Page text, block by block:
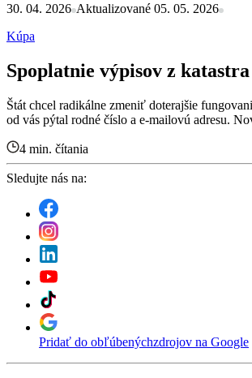
30. 04. 2026 Aktualizované 05. 05. 2026
Kúpa
Spoplatnie výpisov z
Štát chcel radikálne zmeniť doterajšie
od vás pýtal rodné číslo a e-mailovú adresu.
4 min. čítania
Sledujte nás na:
Pridať do obľúbenýchzdrojov na Google